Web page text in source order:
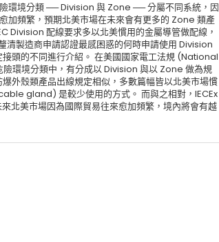
環境分類 ── Division 與 Zone ── 分屬不同系統，因
加頻繁，預期北美市場在未來會有更多的 Zone 類產
Division 配線要求多以北美慣用的金屬導管做配線，
清製造商申請認證最感困惑的何時申請使用 Division
頭的不同進行介紹。 在美國國家電工法規 (National
環境分類中，有分成以 Division 與以 Zone 做為規
外殼類產品出線規定相似，多數篇幅皆以北美市場慣
gland) 是較少使用的方式。 而與之相對，IECEx
北美市場因為國際貿易往來愈加頻繁，境內將會有越